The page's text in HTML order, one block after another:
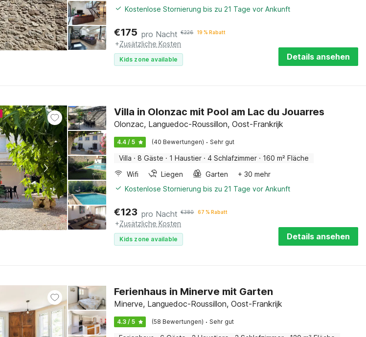
Kostenlose Stornierung bis zu 21 Tage vor Ankunft
€175 pro Nacht €226 19 % Rabatt
+Zusätzliche Kosten
Kids zone available Details ansehen
Villa in Olonzac mit Pool am Lac du Jouarres
Olonzac, Languedoc-Roussillon, Oost-Frankrijk
4.4 / 5 (40 Bewertungen) · Sehr gut
Villa · 8 Gäste · 1 Haustier · 4 Schlafzimmer · 160 m² Fläche
Wifi
Liegen Garten
+ 30 mehr
Kostenlose Stornierung bis zu 21 Tage vor Ankunft
€123 pro Nacht €380 67 % Rabatt
+Zusätzliche Kosten
Kids zone available Details ansehen
Ferienhaus in Minerve mit Garten
Minerve, Languedoc-Roussillon, Oost-Frankrijk
4.3 / 5 (58 Bewertungen) · Sehr gut